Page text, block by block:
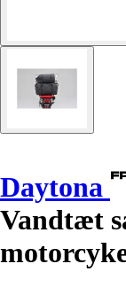
Daytona
Vandtæt